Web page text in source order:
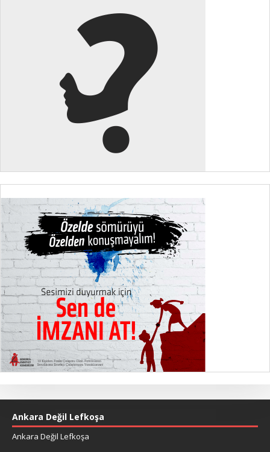
Ankara Değil Lefkoşa
Ankara Değil Lefkoşa